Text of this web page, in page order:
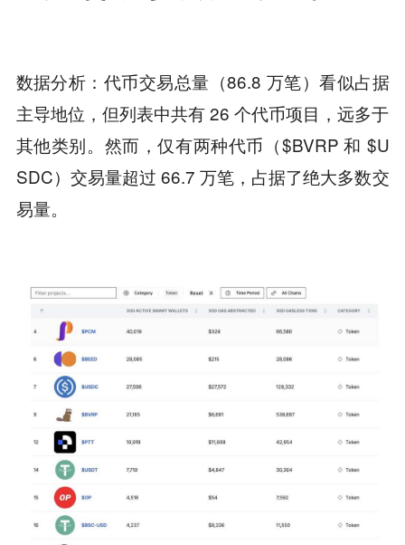
数据分析：代币交易总量（86.8 万笔）看似占据
主导地位，但列表中共有 26 个代币项目，远多于
其他类别。然而，仅有两种代币（$BVRP 和 $U
SDC）交易量超过 66.7 万笔，占据了绝大多数交
易量。